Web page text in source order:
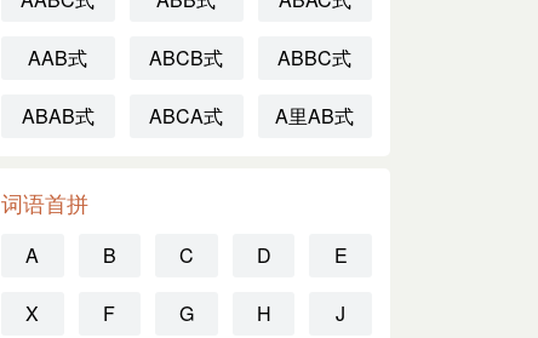
AAB式 ABCB式 ABBC式
ABAB式 ABCA式 A里AB式
词语首拼
A B C D E
X F G H J